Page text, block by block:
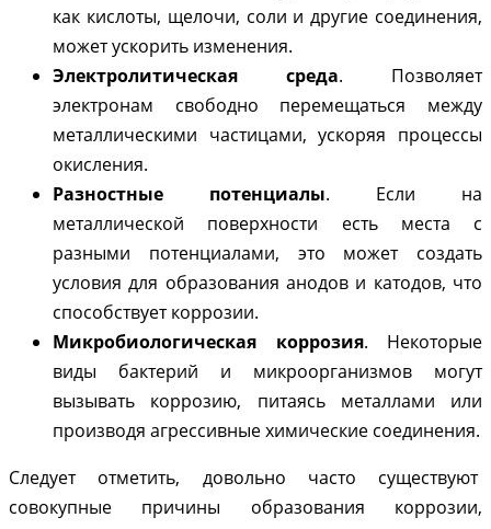
как кислоты, щелочи, соли и другие соединения,
может ускорить изменения.
Электролитическая среда. Позволяет
электронам свободно перемещаться между
металлическими частицами, ускоряя процессы
окисления.
Разностные потенциалы. Если на
металлической поверхности есть места с
разными потенциалами, это может создать
условия для образования анодов и катодов, что
способствует коррозии.
Микробиологическая коррозия. Некоторые
виды бактерий и микроорганизмов могут
вызывать коррозию, питаясь металлами или
производя агрессивные химические соединения.
Следует отметить, довольно часто существуют
совокупные причины образования коррозии,